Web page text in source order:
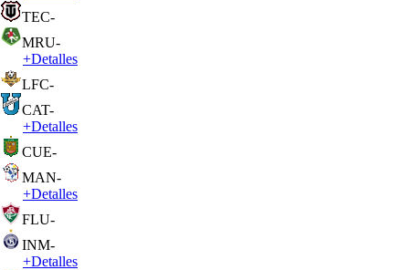
TEC-
MRU-
+Detalles
LFC-
CAT-
+Detalles
CUE-
MAN-
+Detalles
FLU-
INM-
+Detalles